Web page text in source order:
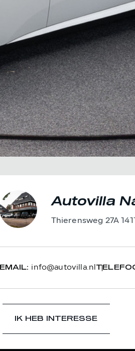
Autovilla
Thierensweg 27A
EMAIL: info@autovilla.nl
IK HEB INTERESSE